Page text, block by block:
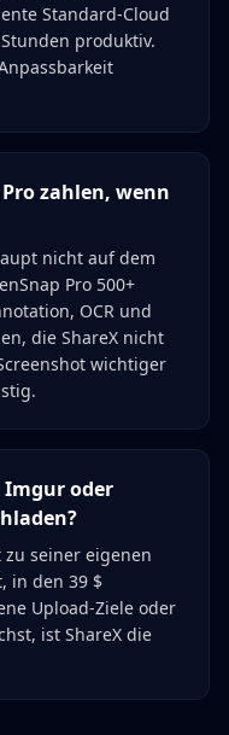
Standard-Cloud
produktiv.
zahlen, wenn
nicht auf dem
Pro 500+
OCR und
die ShareX nicht
wichtiger
Imgur oder
zu seiner eigenen
in den 39 $
Upload-Ziele oder
ist ShareX die